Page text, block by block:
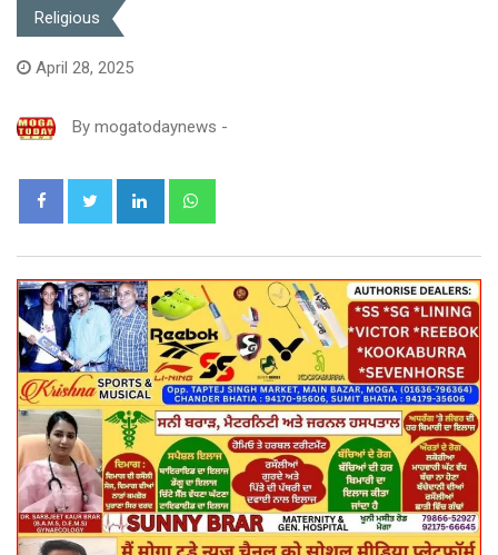
Religious
April 28, 2025
By mogatodaynews -
LinkedIn